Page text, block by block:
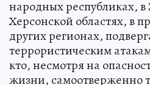
народных республиках,
Херсонской областях, в
других регионах,
террористическим
кто, несмотря на
жизни, самоотверженно